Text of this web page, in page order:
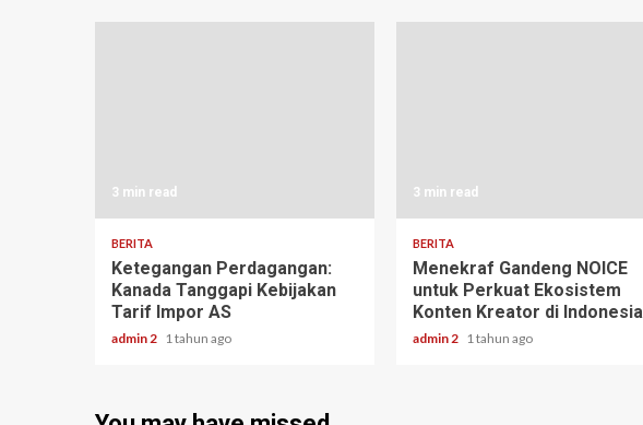
3 min read
BERITA
Ketegangan Perdagangan:
Kanada Tanggapi Kebijakan
Tarif Impor AS
admin 2 1 tahun ago
3 min read
BERITA
Menekraf Gandeng NOICE
untuk Perkuat Ekosistem
Konten Kreator di Indonesia
admin 2 1 tahun ago